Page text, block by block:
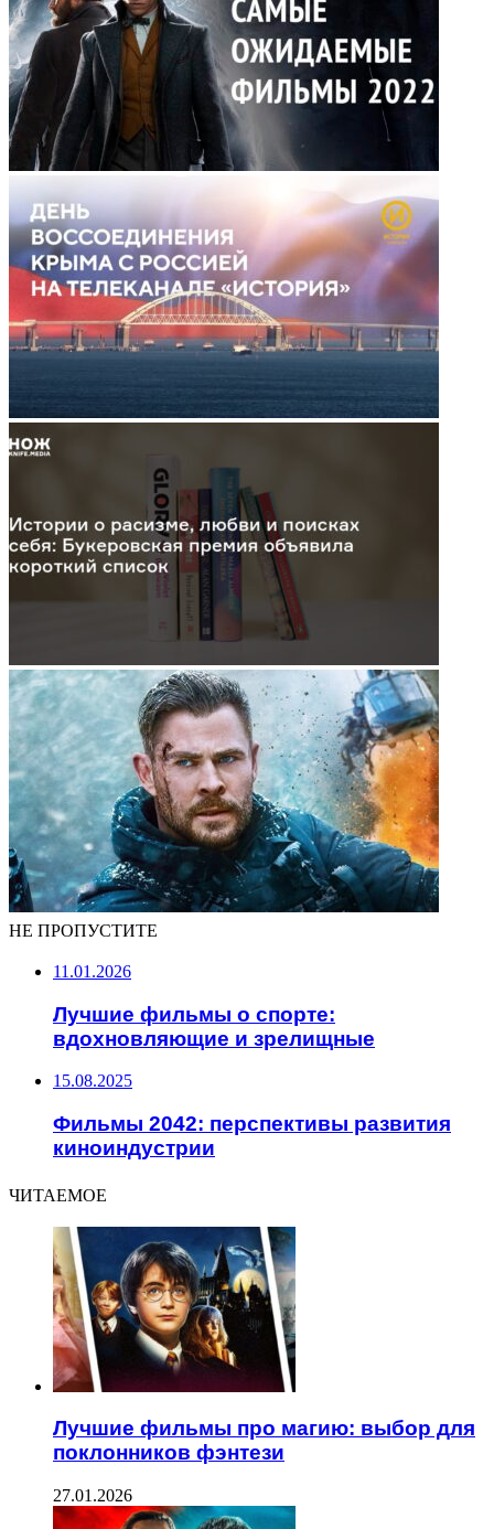
НЕ ПРОПУСТИТЕ
11.01.2026
Лучшие фильмы о спорте:
вдохновляющие и зрелищные
15.08.2025
Фильмы 2042: перспективы развития
киноиндустрии
ЧИТАЕМОЕ
Лучшие фильмы про магию: выбор для
поклонников фэнтези
27.01.2026